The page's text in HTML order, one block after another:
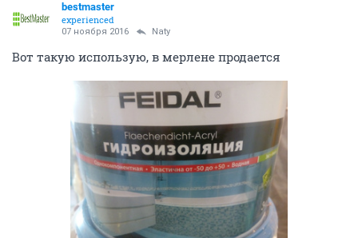
bestmaster
experienced
07 ноября 2016 Naty
Вот такую использую, в мерлене продается